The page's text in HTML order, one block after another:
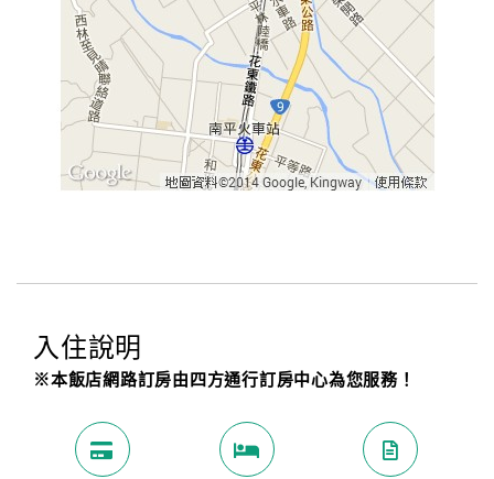
入住說明
※本飯店網路訂房由四方通行訂房中心為您服務！